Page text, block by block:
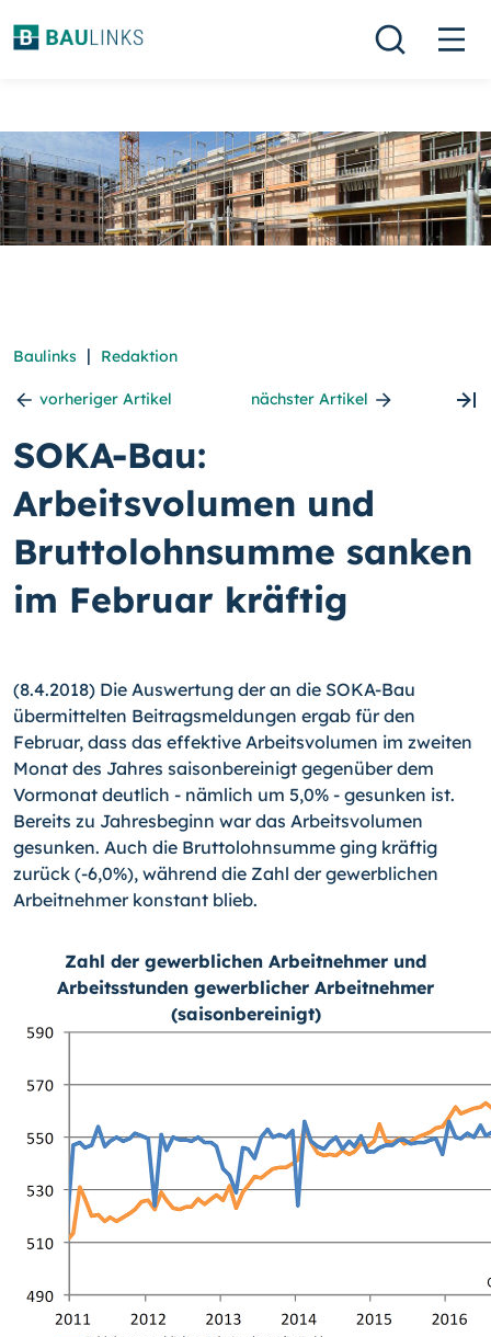
Baulinks | Redaktion
vorheriger Artikel nächster Artikel
SOKA-Bau:
Arbeitsvolumen und
Bruttolohnsumme sanken
im Februar kräftig
(8.4.2018) Die Auswertung der an die SOKA-Bau
übermittelten Beitragsmeldungen ergab für den
Februar, dass das effektive Arbeitsvolumen im zweiten
Monat des Jahres saisonbereinigt gegenüber dem
Vormonat deutlich - nämlich um 5,0% - gesunken ist.
Bereits zu Jahresbeginn war das Arbeitsvolumen
gesunken. Auch die Bruttolohnsumme ging kräftig
zurück (-6,0%), während die Zahl der gewerblichen
Arbeitnehmer konstant blieb.
Zahl der gewerblichen Arbeitnehmer und
Arbeitsstunden gewerblicher Arbeitnehmer
(saisonbereinigt)